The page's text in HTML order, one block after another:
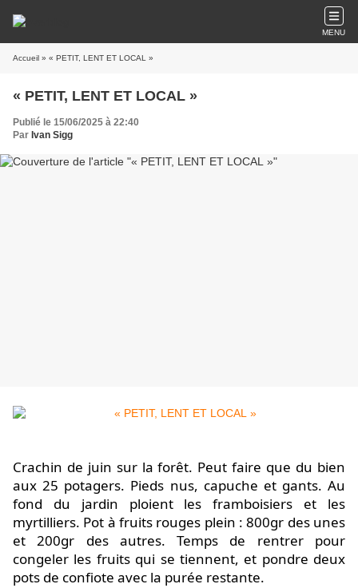
MENU
Accueil » « PETIT, LENT ET LOCAL »
« PETIT, LENT ET LOCAL »
Publié le 15/06/2025 à 22:40
Par Ivan Sigg
Crachin de juin sur la forêt. Peut faire que du bien
aux 25 potagers. Pieds nus, capuche et gants. Au
fond du jardin ploient les framboisiers et les
myrtilliers. Pot à fruits rouges plein : 800gr des unes
et 200gr des autres. Temps de rentrer pour
congeler les fruits qui se tiennent, et pondre deux
pots de confiote avec la purée restante.